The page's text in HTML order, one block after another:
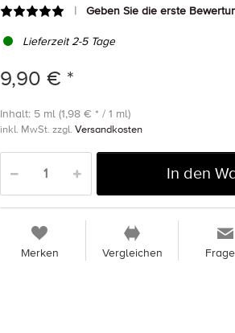
Geben Sie die erste
Lieferzeit 2-5 Tage
9,90 € *
Inhalt: 5 ml (1,98 € * / 1 ml)
inkl. MwSt. zzgl. Versandkosten
In den
Merken Vergleichen